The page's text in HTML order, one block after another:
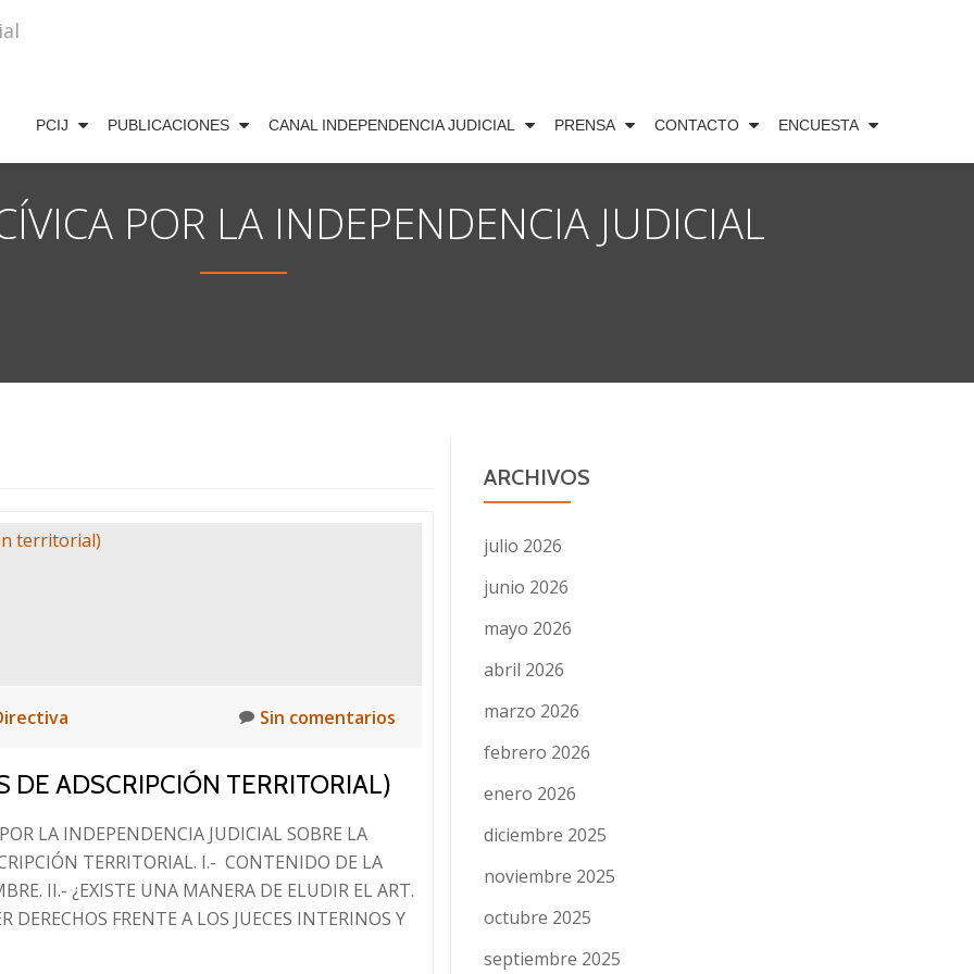
PCIJ PUBLICACIONES CANAL INDEPENDENCIA JUDICIAL PRENSA CONTACTO ENCUESTA
POR LA INDEPENDENCIA JUDICIAL
Sin comentarios
DE ADSCRIPCIÓN TERRITORIAL)
LA INDEPENDENCIA JUDICIAL SOBRE LA
TERRITORIAL. I.- CONTENIDO DE LA
II.- ¿EXISTE UNA MANERA DE ELUDIR EL ART.
DERECHOS FRENTE A LOS JUECES INTERINOS YLeer
ARCHIVOS
julio 2026
junio 2026
mayo 2026
abril 2026
marzo 2026
febrero 2026
enero 2026
diciembre 2025
noviembre 2025
octubre 2025
septiembre 2025